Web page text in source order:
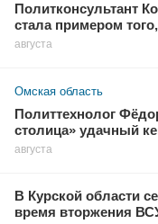
Политконсультант
стала примером
августа
Омская область
Политтехнолог
столица» удачный
августа
В Курской области
время вторжения